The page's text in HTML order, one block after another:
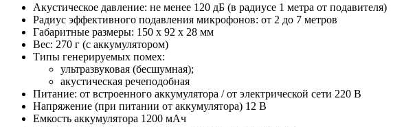
Акустическое давление: не менее 120 дБ (в радиусе 1 метра от подавителя)
Радиус эффективного подавления микрофонов: от 2 до 7 метров
Габаритные размеры: 150 х 92 х 28 мм
Вес: 270 г (с аккумулятором)
Типы генерируемых помех:
ультразвуковая (бесшумная);
акустическая речеподобная
Питание: от встроенного аккумулятора / от электрической сети 220 В
Напряжение (при питании от аккумулятора) 12 В
Емкость аккумулятора 1200 мАч